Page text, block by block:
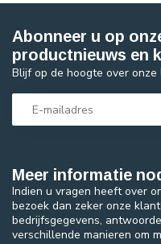
Meer informatie
Indien u vragen heeft over
bezoek dan zeker onze
bedrijfsgegevens,
verschillende manieren om
Abonneer u op
productnieuws en
Blijf op de hoogte over